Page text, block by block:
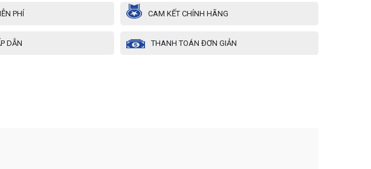
PHÍ CAM KẾT CHÍNH HÃNG
DẪN THANH TOÁN ĐƠN GIẢN